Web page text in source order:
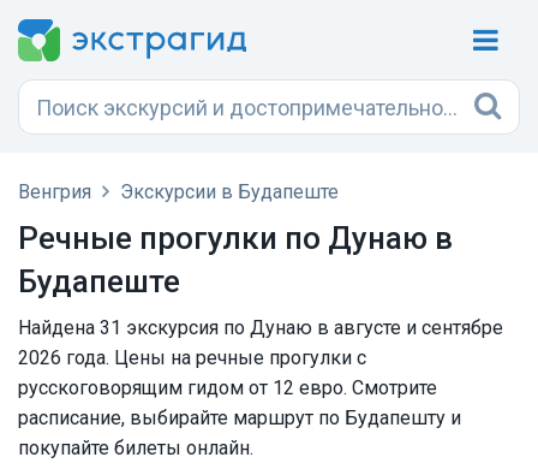
Венгрия Экскурсии в Будапеште
Речные прогулки по Дунаю в
Будапеште
Найдена 31 экскурсия по Дунаю в августе и сентябре
2026 года. Цены на речные прогулки с
русскоговорящим гидом от 12 евро. Смотрите
расписание, выбирайте маршрут по Будапешту и
покупайте билеты онлайн.